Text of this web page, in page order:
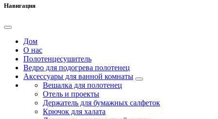
Навигация
Дом
О нас
Полотенцесушитель
Ведро для подогрева полотенец
Аксессуары для ванной комнаты
Вешалка для полотенец
Отель и проекты
Держатель для бумажных салфеток
Крючок для халата